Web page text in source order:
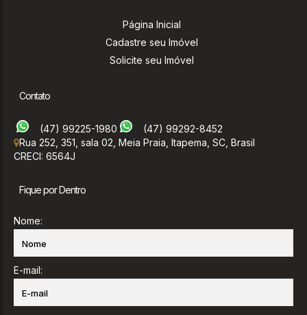
Página Inicial
Cadastre seu Imóvel
Solicite seu Imóvel
Contato
(47) 99225-1980
(47) 99292-8452
Rua 252 351 sala 02 Meia Praia Itapema SC Brasil
CRECI: 6564J
Fique por Dentro
Nome:
E-mail: